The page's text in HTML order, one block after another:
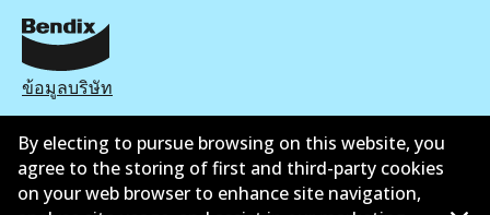
ข้อมูลบริษัท
ซัพพลายเออร์
ติดต่อ
By electing to pursue browsing on this website, you
agree to the storing of first and third-party cookies
on your web browser to enhance site navigation,